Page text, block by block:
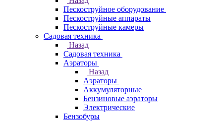
Пескоструйное оборудование
Пескоструйные аппараты
Пескоструйные камеры
Садовая техника
Назад
Садовая техника
Аэраторы
Назад
Аэраторы
Аккумуляторные
Бензиновые аэраторы
Электрические
Бензобуры